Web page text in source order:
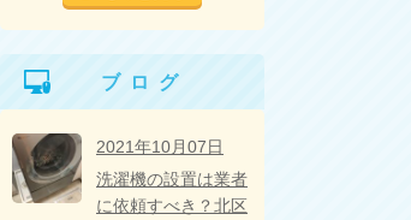
ブログ
2021年10月07日
洗濯機の設置は業者
に依頼すべき？北区